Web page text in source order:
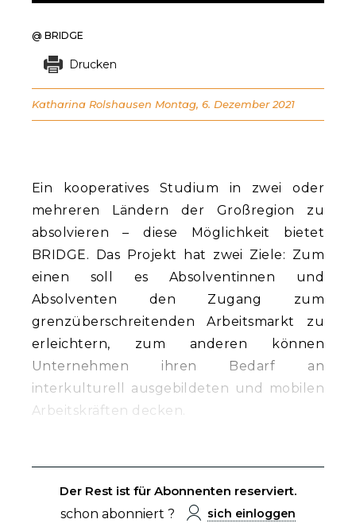
Ein kooperatives Studium in zwei oder
mehreren Ländern der Großregion zu
absolvieren – diese Möglichkeit bietet
BRIDGE. Das Projekt hat zwei Ziele: Zum
einen soll es Absolventinnen und
Absolventen den Zugang zum
grenzüberschreitenden Arbeitsmarkt zu
erleichtern, zum anderen können
Unternehmen ihren Bedarf an
interkulturell ausgebildeten und mobilen
Arbeitskräften decken.
Der Rest ist für Abonnenten reserviert.
schon abonniert ?
sich einloggen
@ BRIDGE
Drucken
Katharina Rolshausen Montag, 6. Dezember 2021